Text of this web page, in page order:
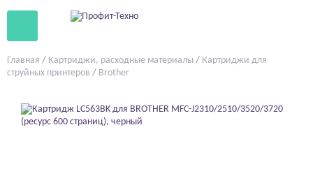
Главная / Картриджи, расходные материалы / Картриджи для
струйных принтеров / Brother